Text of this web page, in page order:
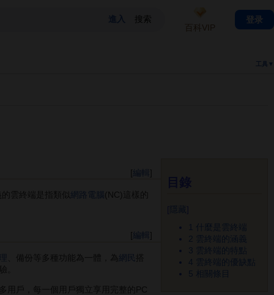
工具▼
1 什麼是雲終端
2
雲終端的涵義
3
雲終端的特點
4
雲終端的優缺點
5
相關條目
[編輯
雲終端是指類似 網路電腦(NC)這樣的
[編輯
、備份等多種功能為一體，為網民
搭
。
用戶，每一個用戶獨立享用完整的PC
百科VIP
登录